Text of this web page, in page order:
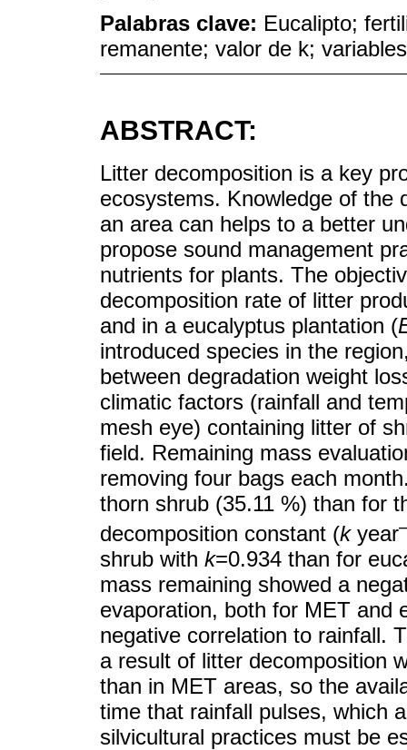
Palabras clave: Eucalipto;
remanente; valor de k;
ABSTRACT:
Litter decomposition is a key
ecosystems. Knowledge of the
an area can helps to a better
propose sound management
nutrients for plants. The
decomposition rate of litter
and in a eucalyptus plantation (
introduced species in the
between degradation weight
climatic factors (rainfall and
mesh eye) containing litter of
field. Remaining mass
removing four bags each
thorn shrub (35.11 %) than for
decomposition constant (kyear
shrub with k=0.934 than for
mass remaining showed a
evaporation, both for MET and
negative correlation to rainfall.
a result of litter decomposition
than in MET areas, so the
time that rainfall pulses, which
silvicultural practices must be